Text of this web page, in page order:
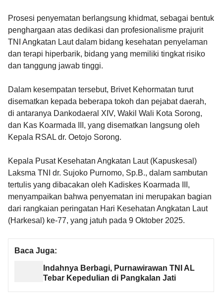
Prosesi penyematan berlangsung khidmat, sebagai bentuk
penghargaan atas dedikasi dan profesionalisme prajurit
TNI Angkatan Laut dalam bidang kesehatan penyelaman
dan terapi hiperbarik, bidang yang memiliki tingkat risiko
dan tanggung jawab tinggi.
Dalam kesempatan tersebut, Brivet Kehormatan turut
disematkan kepada beberapa tokoh dan pejabat daerah,
di antaranya Dankodaeral XIV, Wakil Wali Kota Sorong,
dan Kas Koarmada III, yang disematkan langsung oleh
Kepala RSAL dr. Oetojo Sorong.
Kepala Pusat Kesehatan Angkatan Laut (Kapuskesal)
Laksma TNI dr. Sujoko Purnomo, Sp.B., dalam sambutan
tertulis yang dibacakan oleh Kadiskes Koarmada III,
menyampaikan bahwa penyematan ini merupakan bagian
dari rangkaian peringatan Hari Kesehatan Angkatan Laut
(Harkesal) ke-77, yang jatuh pada 9 Oktober 2025.
Baca Juga:
Indahnya Berbagi, Purnawirawan TNI AL
Tebar Kepedulian di Pangkalan Jati